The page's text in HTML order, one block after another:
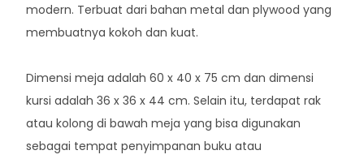
modern. Terbuat dari bahan metal dan plywood yang
membuatnya kokoh dan kuat.
Dimensi meja adalah 60 x 40 x 75 cm dan dimensi
kursi adalah 36 x 36 x 44 cm. Selain itu, terdapat rak
atau kolong di bawah meja yang bisa digunakan
sebagai tempat penyimpanan buku atau